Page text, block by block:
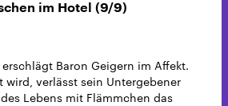
im Hotel (9/9)
Baron Geigern im Affekt.
wird, verlässt sein Untergebener
Lebens mit Flämmchen das